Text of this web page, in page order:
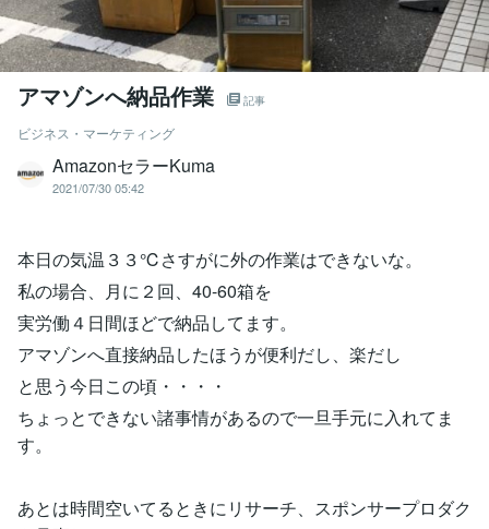
アマゾンへ納品作業 記事
ビジネス・マーケティング
AmazonセラーKuma
2021/07/30 05:42
本日の気温３３℃さすがに外の作業はできないな。
私の場合、月に２回、40-60箱を
実労働４日間ほどで納品してます。
アマゾンへ直接納品したほうが便利だし、楽だし
と思う今日この頃・・・・
ちょっとできない諸事情があるので一旦手元に入れてま
す。
あとは時間空いてるときにリサーチ、スポンサープロダク